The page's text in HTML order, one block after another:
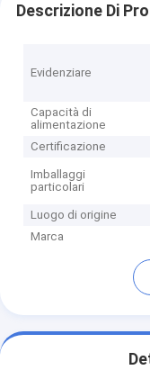
Descrizione Di
Evidenziare
Capacità di
alimentazione
Certificazione
Imballaggi
particolari
Luogo di origine
Marca